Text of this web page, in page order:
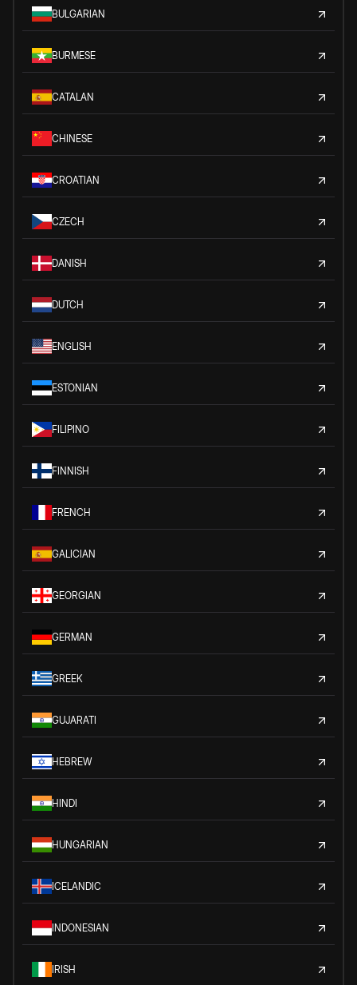
BULGARIAN
BURMESE
CATALAN
CHINESE
CROATIAN
CZECH
DANISH
DUTCH
ENGLISH
ESTONIAN
FILIPINO
FINNISH
FRENCH
GALICIAN
GEORGIAN
GERMAN
GREEK
GUJARATI
HEBREW
HINDI
HUNGARIAN
ICELANDIC
INDONESIAN
IRISH